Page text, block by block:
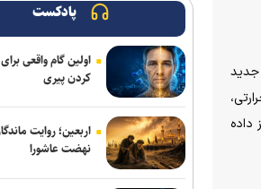
جدید
حرارتی،
داده
جادوی نرم‌افزار در دنیای خودروهای
وقتی موسیقی ترسناک،
وحشتناک نشان می‌دهد
فراخوان مشارکت برای ایجاد
آزمایشگاه اتصال کوتاه کشور
پادکست
اولین گام واقعی
کردن پیری
اربعین؛ روایت
نهضت عاشورا